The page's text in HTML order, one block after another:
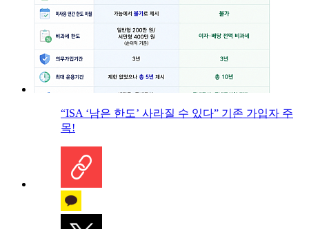
“ISA ‘남은 한도’ 사라질 수 있다” 기존 가입자 주
목!